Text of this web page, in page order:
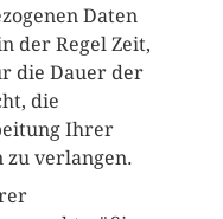
Daten
der Regel Zeit,
die Dauer der
die
Ihrer
zu verlangen.